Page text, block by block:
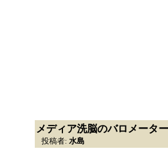
メディア洗脳のバロメーター
投稿者: 水島